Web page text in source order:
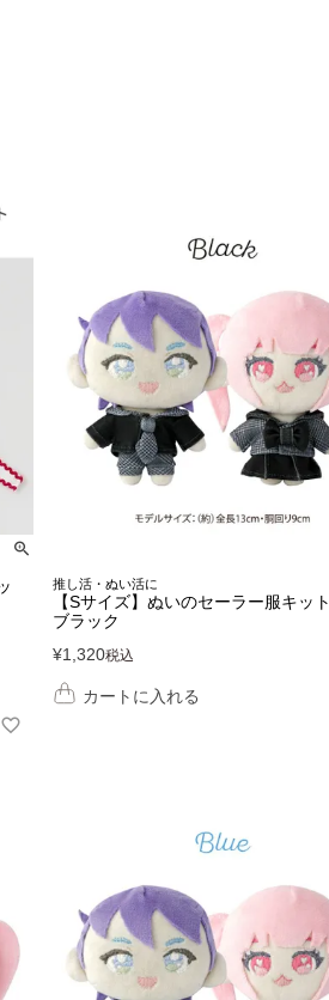
推し活・ぬい活に
【Sサイズ】ぬいのセーラー服キット
ブラック
¥1,320税込
カートに入れる